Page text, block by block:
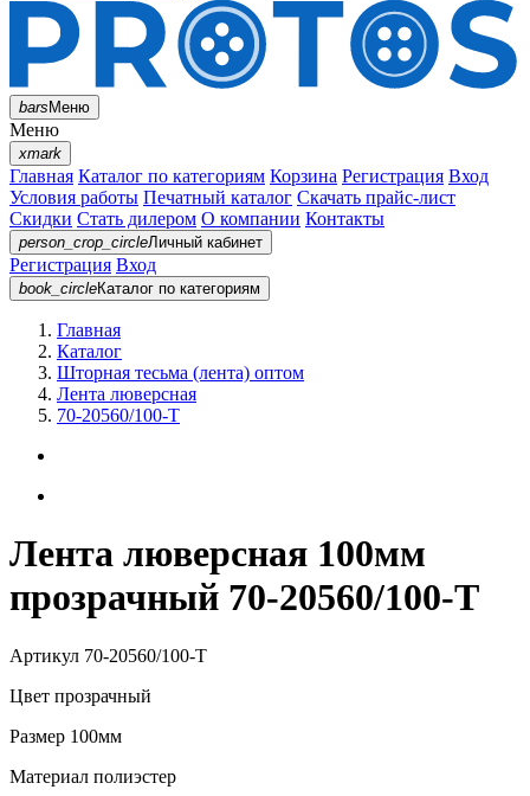
barsМеню
Меню
xmark
Главная Каталог по категориям Корзина Регистрация Вход
Условия работы Печатный каталог Скачать прайс-лист
Скидки Стать дилером О компании Контакты
person_crop_circleЛичный кабинет
Регистрация Вход
book_circleКаталог по категориям
Главная
Каталог
Шторная тесьма (лента) оптом
Лента люверсная
70-20560/100-T
Лента люверсная 100мм
прозрачный 70-20560/100-T
Артикул 70-20560/100-T
Цвет прозрачный
Размер 100мм
Материал полиэстер